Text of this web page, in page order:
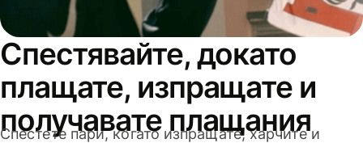
Спестявайте, докато
плащате, изпращате и
получавате плащания
Спестете пари, когато изпращате, харчите и